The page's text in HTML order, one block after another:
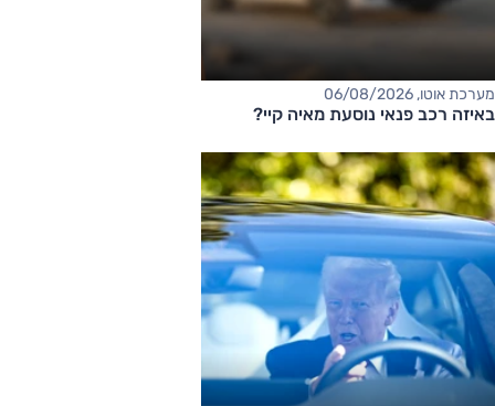
מערכת אוטו, 06/08/2026
באיזה רכב פנאי נוסעת מאיה קיי?